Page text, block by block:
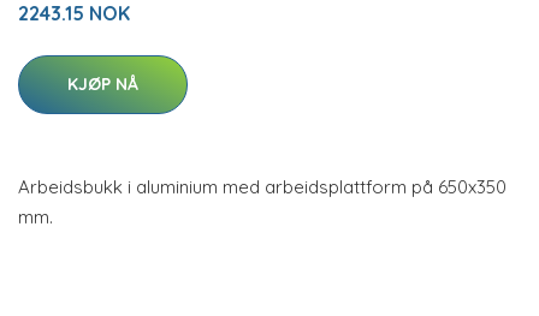
2243.15 NOK
KJØP NÅ
Arbeidsbukk i aluminium med arbeidsplattform på 650x350
mm.